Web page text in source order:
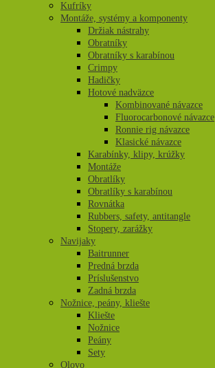
Kufríky
Montáže, systémy a komponenty
Držiak nástrahy
Obratníky
Obratníky s karabínou
Crimpy
Hadičky
Hotové nadväzce
Kombinované návazce
Fluorocarbonové návazce
Ronnie rig návazce
Klasické návazce
Karabínky, klipy, krúžky
Montáže
Obratlíky
Obratlíky s karabínou
Rovnátka
Rubbers, safety, antitangle
Stopery, zarážky
Navijaky
Baitrunner
Predná brzda
Príslušenstvo
Zadná brzda
Nožnice, peány, kliešte
Kliešte
Nožnice
Peány
Sety
Olovo